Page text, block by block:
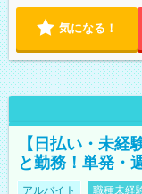
気になる！
【日払い・未経
と勤務！単発・
アルバイト 職種未経